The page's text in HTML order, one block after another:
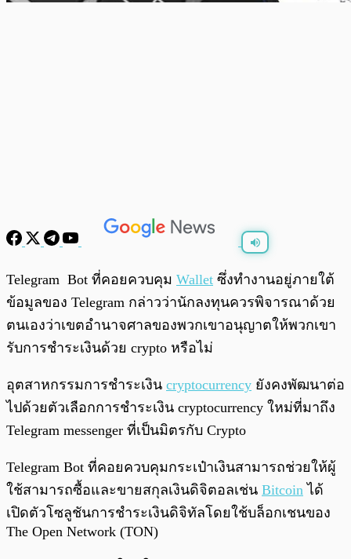
/
Telegram Bot ที่คอยควบคุม Wallet ซึ่งทำงานอยู่ภายใต้
ข้อมูลของ Telegram กล่าวว่านักลงทุนควรพิจารณาด้วย
ตนเองว่าเขตอำนาจศาลของพวกเขาอนุญาตให้พวกเขา
รับการชำระเงินด้วย crypto หรือไม่
อุตสาหกรรมการชำระเงิน cryptocurrency ยังคงพัฒนาต่อ
ไปด้วยตัวเลือกการชำระเงิน cryptocurrency ใหม่ที่มาถึง
Telegram messenger ที่เป็นมิตรกับ Crypto
Telegram Bot ที่คอยควบคุมกระเป๋าเงินสามารถช่วยให้ผู้
ใช้สามารถซื้อและขายสกุลเงินดิจิตอลเช่น Bitcoin ได้
เปิดตัวโซลูชันการชำระเงินดิจิทัลโดยใช้บล็อกเชนของ
The Open Network (TON)